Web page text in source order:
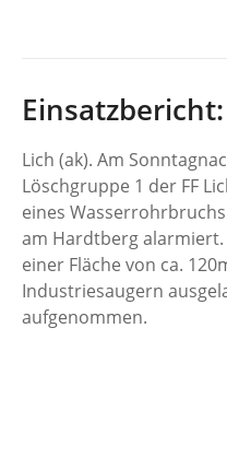
Einsatzbericht:
Lich (ak). Am
Löschgruppe 1 der FF
eines
am Hardtberg
einer Fläche von ca.
Industriesaugern
aufgenommen.